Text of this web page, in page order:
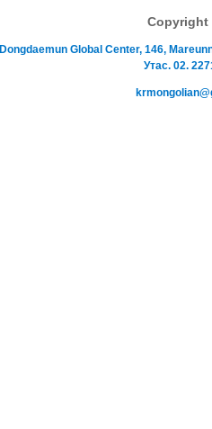
Copyright
Dongdaemun Global Center, 146,
Утас. 02.